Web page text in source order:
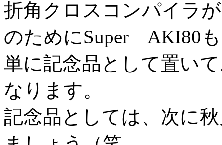
折角クロスコンパイラ
のためにSuper AKI80も
単に記念品として置い
なります。
記念品としては、次に